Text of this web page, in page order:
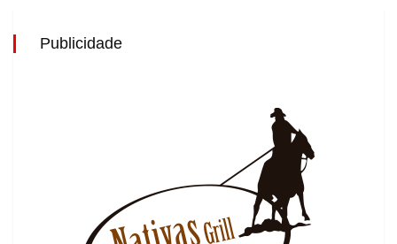
Publicidade